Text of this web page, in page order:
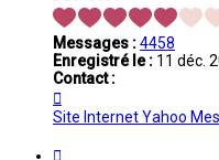
Messages :4458
Enregistré le : 11 déc.
Contact :
missy07
Site InternetYahoo